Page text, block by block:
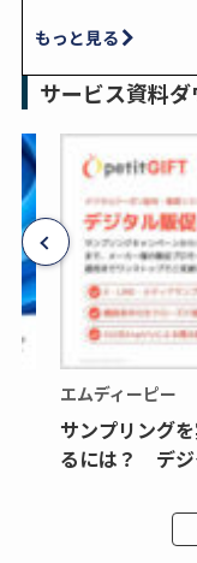
もっと見る
サービス資料
エムディーピー
サンプリング
るには？ デ